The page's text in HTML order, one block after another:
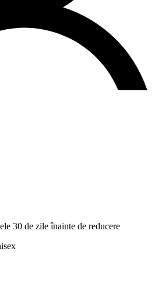
30 de zile înainte de reducere